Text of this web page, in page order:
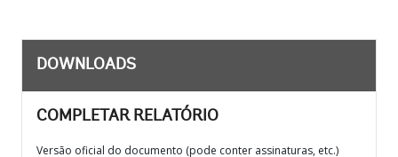
DOWNLOADS
COMPLETAR RELATÓRIO
Versão oficial do documento (pode conter assinaturas, etc.)